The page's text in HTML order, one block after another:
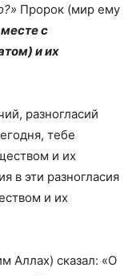
Пророк (мир ему
с
и их
разногласий
тебе
и их
в эти разногласия
и их
Аллах) сказал: «О